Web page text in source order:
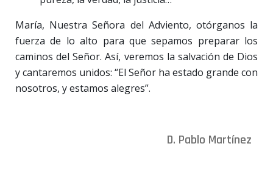
María, Nuestra Señora del Adviento, otórganos la
fuerza de lo alto para que sepamos preparar los
caminos del Señor. Así, veremos la salvación de Dios
y cantaremos unidos: “El Señor ha estado grande con
nosotros, y estamos alegres”.
D. Pablo Martínez